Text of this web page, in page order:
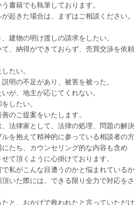
書籍でも執筆しております。
起きた場合は、まずはご相談ください。
建物の明け渡しの請求をしたい。
て、納得ができておらず、売買交渉を依頼
たい。
明の不足があり、被害を被った。
が、地主が応じてくれない。
したい。
のご提案をいたします。
法律家として、法律の処理、問題の解決
を抱えて精神的に参っている相談者の方
たち、カウンセリング的な内容も含め
て頂くように心掛けております。
私がこんな目遭うのかと悩まれているか
いた際には、できる限り全力で対応をさ
と、おかげで救われたと言っていただけ